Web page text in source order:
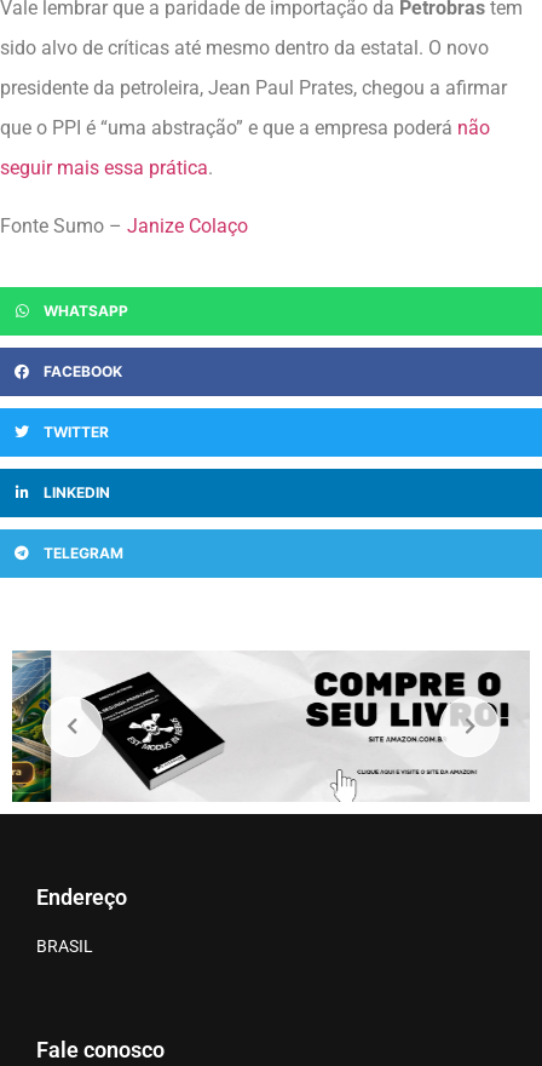
Vale lembrar que a paridade de importação da Petrobras tem
sido alvo de críticas até mesmo dentro da estatal. O novo
presidente da petroleira, Jean Paul Prates, chegou a afirmar
que o PPI é “uma abstração” e que a empresa poderá não
seguir mais essa prática.
Fonte Sumo – Janize Colaço
WHATSAPP
FACEBOOK
TWITTER
LINKEDIN
TELEGRAM
Endereço
BRASIL
Fale conosco